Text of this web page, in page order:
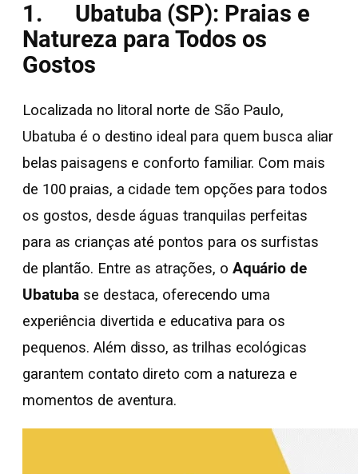
1. Ubatuba (SP): Praias e
Natureza para Todos os
Gostos
Localizada no litoral norte de São Paulo,
Ubatuba é o destino ideal para quem busca aliar
belas paisagens e conforto familiar. Com mais
de 100 praias, a cidade tem opções para todos
os gostos, desde águas tranquilas perfeitas
para as crianças até pontos para os surfistas
de plantão. Entre as atrações, o Aquário de
Ubatuba se destaca, oferecendo uma
experiência divertida e educativa para os
pequenos. Além disso, as trilhas ecológicas
garantem contato direto com a natureza e
momentos de aventura.